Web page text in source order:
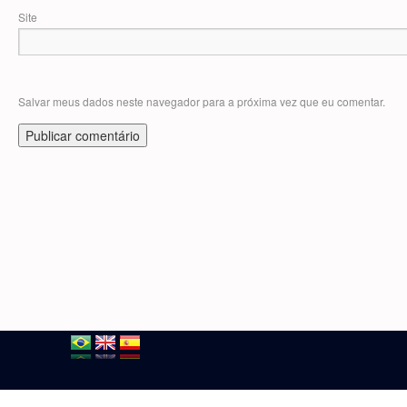
Site
Salvar meus dados neste navegador para a próxima vez que eu comentar.